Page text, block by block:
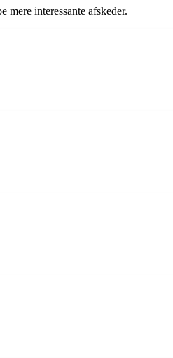
interessante afskeder.